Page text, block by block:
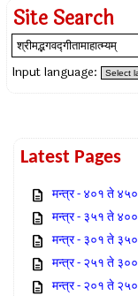
Site Search
Input language:
Latest Pages
मन्त्र - ४०१ ते ४५०
मन्त्र - ३५१ ते ४००
मन्त्र - ३०१ ते ३५०
मन्त्र - २५१ ते ३००
मन्त्र - २०१ ते २५०